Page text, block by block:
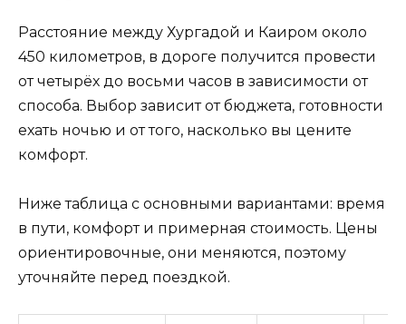
Расстояние между Хургадой и Каиром около
450 километров, в дороге получится провести
от четырёх до восьми часов в зависимости от
способа. Выбор зависит от бюджета, готовности
ехать ночью и от того, насколько вы цените
комфорт.
Ниже таблица с основными вариантами: время
в пути, комфорт и примерная стоимость. Цены
ориентировочные, они меняются, поэтому
уточняйте перед поездкой.